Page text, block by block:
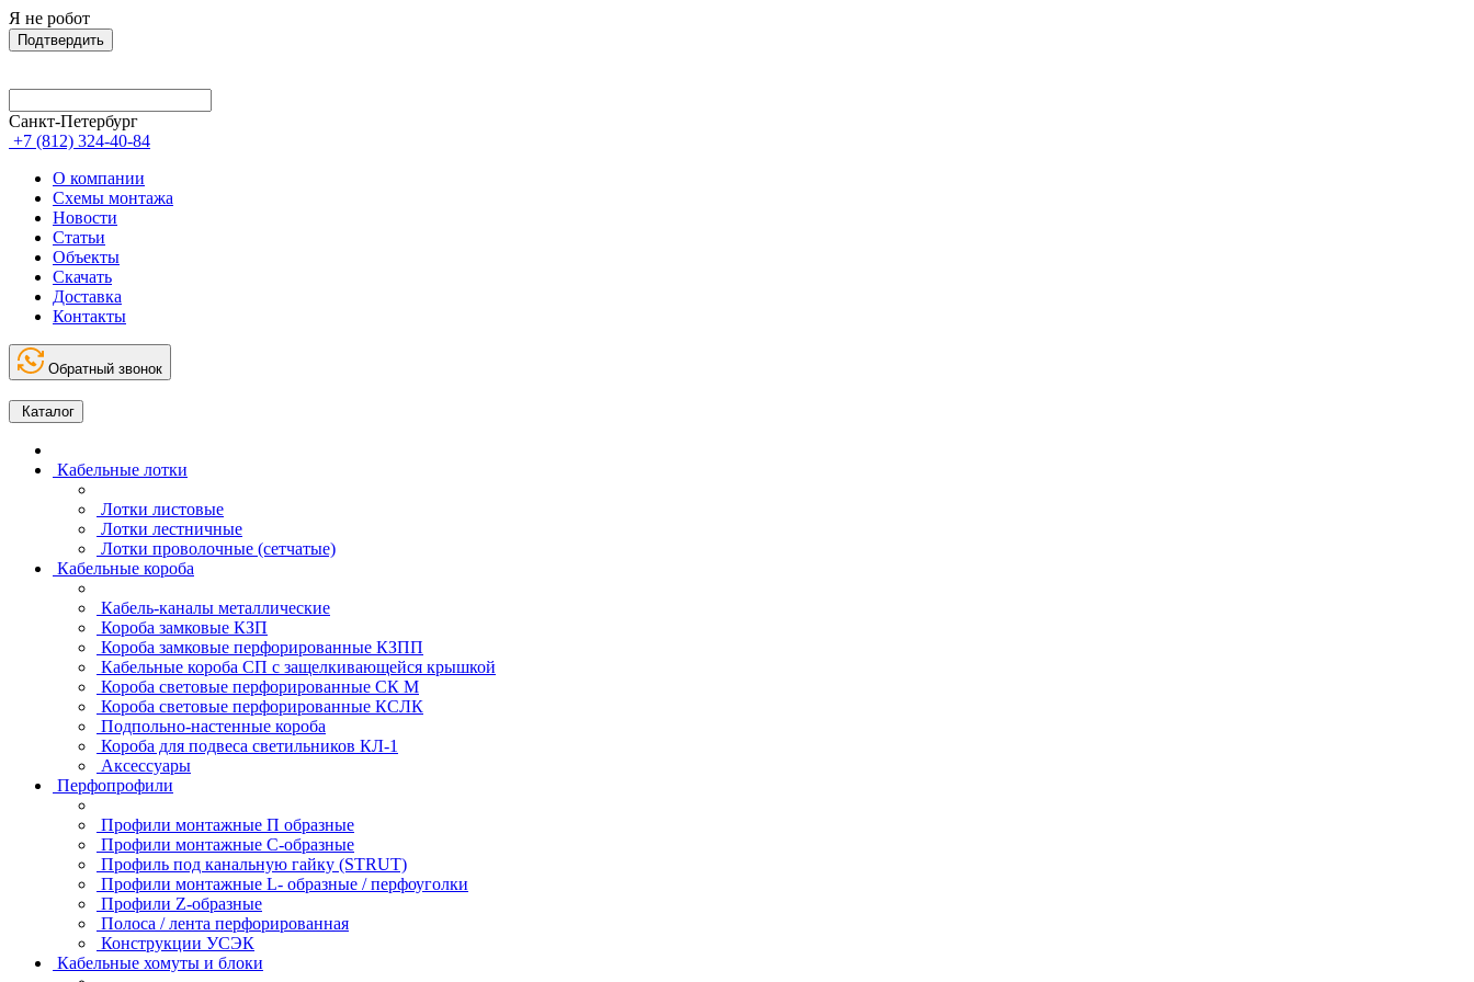
Я не робот
Подтвердить
Санкт-Петербург
+7 (812) 324-40-84
О компании
Схемы монтажа
Новости
Статьи
Объекты
Скачать
Доставка
Контакты
Обратный звонок
Каталог
Кабельные лотки
Лотки листовые
Лотки лестничные
Лотки проволочные (сетчатые)
Кабельные короба
Кабель-каналы металлические
Короба замковые КЗП
Короба замковые перфорированные КЗПП
Кабельные короба СП с защелкивающейся крышкой
Короба световые перфорированные СК М
Короба световые перфорированные КСЛК
Подпольно-настенные короба
Короба для подвеса светильников КЛ-1
Аксессуары
Перфопрофили
Профили монтажные П образные
Профили монтажные C-образные
Профиль под канальную гайку (STRUT)
Профили монтажные L- образные / перфоуголки
Профили Z-образные
Полоса / лента перфорированная
Конструкции УСЭК
Кабельные хомуты и блоки